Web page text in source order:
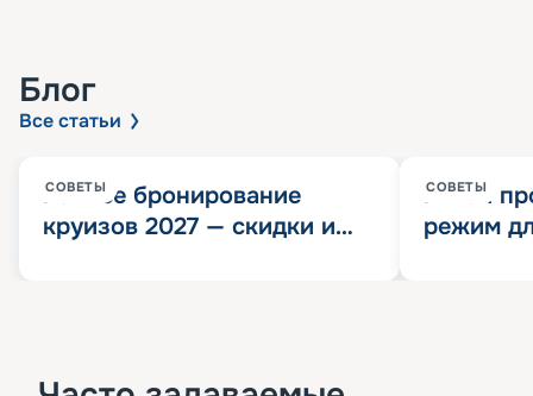
Блог
Все статьи
СОВЕТЫ
Раннее бронирование
круизов 2027 — скидки и
СОВЕТЫ
Китай
режим